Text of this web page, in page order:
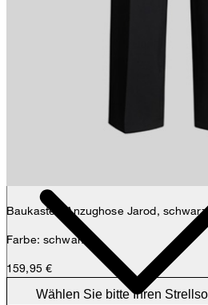
Baukasten-Anzughose Jarod, schwarz
Farbe: schwarz
159,95 €
Fashion- & Lifestyle-Redaktion